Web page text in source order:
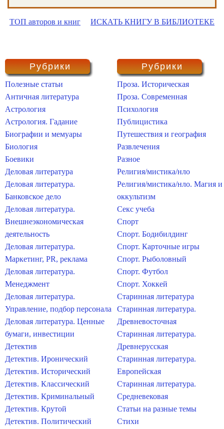
ТОП авторов и книг ИСКАТЬ КНИГУ В БИБЛИОТЕКЕ
Рубрики
Полезные статьи
Античная литература
Астрология
Астрология. Гадание
Биографии и мемуары
Биология
Боевики
Деловая литература
Деловая литература.
Банковское дело
Деловая литература.
Внешнеэкономическая
деятельность
Деловая литература.
Маркетинг, PR, реклама
Деловая литература.
Менеджмент
Деловая литература.
Управление, подбор персонала
Деловая литература. Ценные
бумаги, инвестиции
Детектив
Детектив. Иронический
Детектив. Исторический
Детектив. Классический
Детектив. Криминальный
Детектив. Крутой
Детектив. Политический
Рубрики
Проза. Историческая
Проза. Современная
Психология
Публицистика
Путешествия и география
Развлечения
Разное
Религия/мистика/нло
Религия/мистика/нло. Магия и
оккультизм
Секс учеба
Спорт
Спорт. Бодибилдинг
Спорт. Карточные игры
Спорт. Рыболовный
Спорт. Футбол
Спорт. Хоккей
Старинная литература
Старинная литература.
Древневосточная
Старинная литература.
Древнерусская
Старинная литература.
Европейская
Старинная литература.
Средневековая
Статьи на разные темы
Стихи